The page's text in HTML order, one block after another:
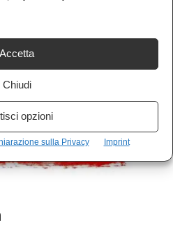
Accetta
Chiudi
opzioni
sulla Privacy Imprint
pesanti in un campo
che non ha